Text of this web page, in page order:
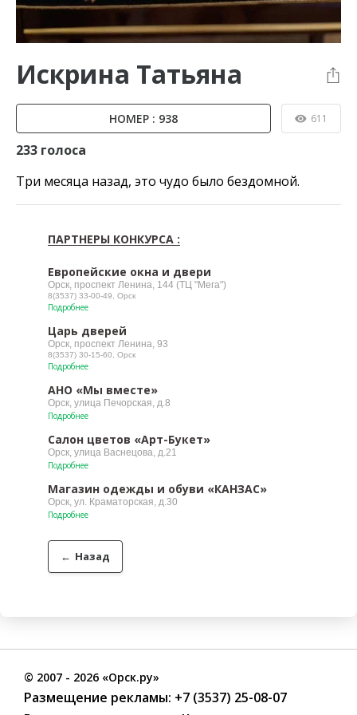
Искрина Татьяна
НОМЕР : 938 611
233 голоса
Три месяца назад, это чудо было бездомной.
ПАРТНЕРЫ КОНКУРСА :
Европейские окна и двери
Орск, проспект Ленина, 144 (ТЦ "Мега")
8(3537) 33-00-49, Орск
Подробнее
Царь дверей
Орск, проспект Ленина, 93
8(3537) 30-15-60, Орск
Подробнее
АНО «Мы вместе»
Орск, улица Печорская, д.8
Подробнее
Салон цветов «Арт-Букет»
Орск, улица Васнецова, д.21
Подробнее
Магазин одежды и обуви «КАНЗАС»
Орск, ул. Краматорская, д.30
Подробнее
← Назад
© 2007 - 2026 «Орск.ру»
Размещение рекламы: +7 (3537) 25-08-07